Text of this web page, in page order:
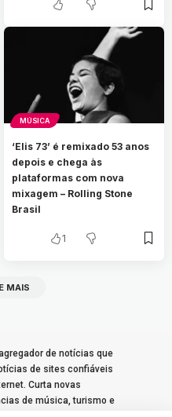
MÚSICA
‘Elis 73’ é remixado 53 anos
depois e chega às
plataformas com nova
mixagem – Rolling Stone
Brasil
1
MAIS
de notícias que
de sites confiáveis
Curta novas
de música, turismo e